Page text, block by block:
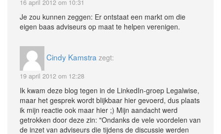
16 april 2012 om 10:31
Je zou kunnen zeggen: Er ontstaat een markt om die
eigen baas adviseurs op maat te helpen verenigen.
Cindy Kamstra zegt:
19 april 2012 om 12:28
Ik kwam deze blog tegen in de LinkedIn-groep Legalwise,
maar het gesprek wordt blijkbaar hier gevoerd, dus plaats
ik mijn reactie ook maar hier ;) Mijn aandacht werd
getrokken door deze zin: "Ondanks de vele voordelen van
de inzet van adviseurs die tijdens de discussie werden